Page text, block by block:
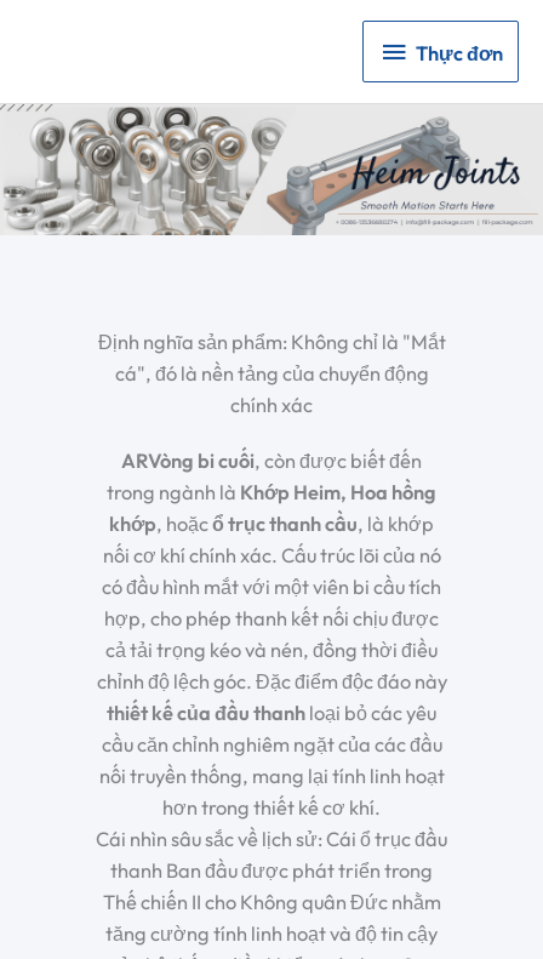
Thực
đơn
Thực đơn
Định nghĩa sản phẩm: Không chỉ là "Mắt
cá", đó là nền tảng của chuyển động
chính xác
ARVòng bi cuối, còn được biết đến
trong ngành là Khớp Heim, Hoa hồng
khớp, hoặcổ trục thanh cầu, là khớp
nối cơ khí chính xác. Cấu trúc lõi của nó
có đầu hình mắt với một viên bi cầu tích
hợp, cho phép thanh kết nối chịu được
cả tải trọng kéo và nén, đồng thời điều
chỉnh độ lệch góc. Đặc điểm độc đáo này
thiết kế của đầu thanh loại bỏ các yêu
cầu căn chỉnh nghiêm ngặt của các đầu
nối truyền thống, mang lại tính linh hoạt
hơn trong thiết kế cơ khí.
Cái nhìn sâu sắc về lịch sử: Cái ổ trục đầu
thanh Ban đầu được phát triển trong
Thế chiến II cho Không quân Đức nhằm
tăng cường tính linh hoạt và độ tin cậy